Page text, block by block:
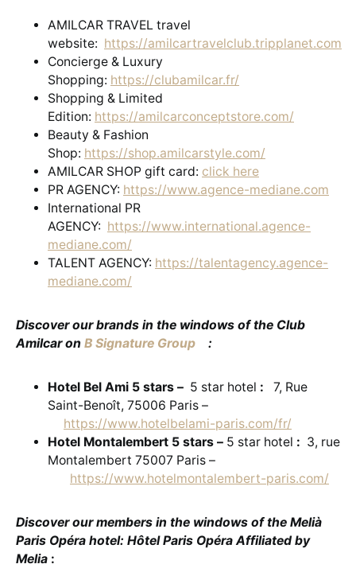
AMILCAR TRAVEL travel
website: https://amilcartravelclub.tripplanet.com
Concierge & Luxury
Shopping: https://clubamilcar.fr/
Shopping & Limited
Edition: https://amilcarconceptstore.com/
Beauty & Fashion
Shop: https://shop.amilcarstyle.com/
AMILCAR SHOP gift card: click here
PR AGENCY: https://www.agence-mediane.com
International PR
AGENCY: https://www.international.agence-
mediane.com/
TALENT AGENCY: https://talentagency.agence-
mediane.com/
Discover our brands in the windows of the Club
Amilcar on B Signature Group :
Hotel Bel Ami 5 stars – 5 star hotel : 7, Rue
Saint-Benoît, 75006 Paris –
https://www.hotelbelami-paris.com/fr/
Hotel Montalembert 5 stars – 5 star hotel : 3, rue
Montalembert 75007 Paris –
https://www.hotelmontalembert-paris.com/
Discover our members in the windows of the Melià
Paris Opéra hotel: Hôtel Paris Opéra Affiliated by
Melia :